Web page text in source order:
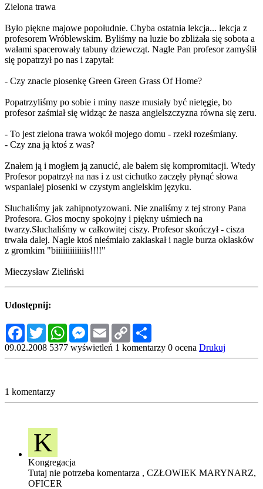
Zielona trawa
Było piękne majowe popołudnie. Chyba ostatnia lekcja... lekcja z
profesorem Wróblewskim. Byliśmy na luzie bo zbliżała się sobota a
wałami spacerowały tabuny dziewcząt. Nagle Pan profesor zamyślił
się popatrzył po nas i zapytał:
- Czy znacie piosenkę Green Green Grass Of Home?
Popatrzyliśmy po sobie i miny nasze musiały być nietęgie, bo
profesor zaśmiał się widząc że nasza angielszczyzna równa się zeru.
- To jest zielona trawa wokół mojego domu - rzekł roześmiany.
- Czy zna ją ktoś z was?
Znałem ją i mogłem ją zanucić, ale bałem się kompromitacji. Wtedy
Profesor popatrzył na nas i z ust cichutko zaczęły płynąć słowa
wspaniałej piosenki w czystym angielskim języku.
Słuchaliśmy jak zahipnotyzowani. Nie znaliśmy z tej strony Pana
Profesora. Głos mocny spokojny i piękny uśmiech na
twarzy.Słuchaliśmy w całkowitej ciszy. Profesor skończył - cisza
trwała dalej. Nagle ktoś nieśmiało zaklaskał i nagle burza oklasków
z gromkim "biiiiiiiiiiiiis!!!!"
Mieczysław Zieliński
Udostępnij:
Facebook
TwitterWhatsAppMessenger
Email Copy
Link
09.02.2008 5377 wyświetleń 1 komentarzy 0 ocena Drukuj
1 komentarzy
K
Kongregacja
Tutaj nie potrzeba komentarza , CZŁOWIEK MARYNARZ,
OFICER